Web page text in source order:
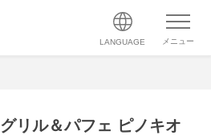
LANGUAGE メニュー
グリル＆パフェ ピノキオ